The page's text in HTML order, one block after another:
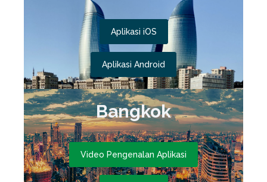
Aplikasi iOS
Aplikasi Android
Bangkok
Video Pengenalan Aplikasi